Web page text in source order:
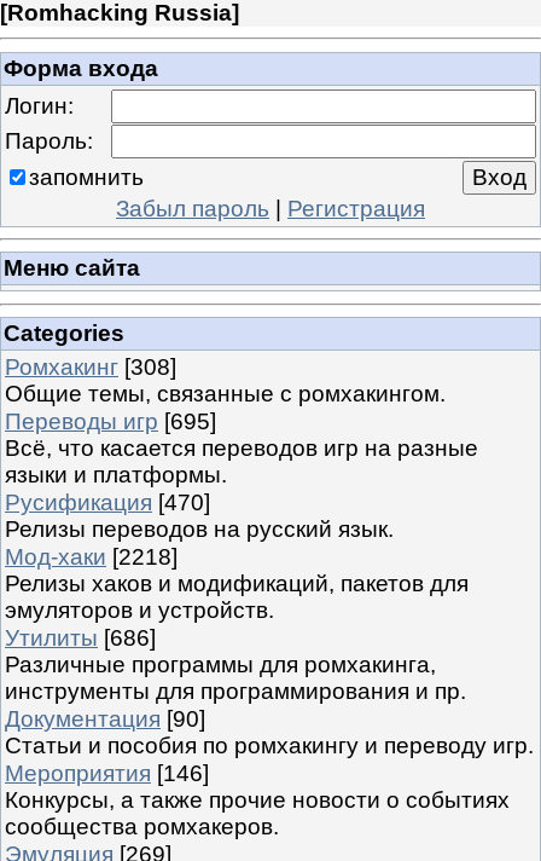
[Romhacking Russia]
Форма входа
Логин:
Пароль:
запомнить
Забыл пароль | Регистрация
Меню сайта
Categories
Ромхакинг [308]
Общие темы, связанные с ромхакингом.
Переводы игр [695]
Всё, что касается переводов игр на разные
языки и платформы.
Русификация [470]
Релизы переводов на русский язык.
Мод-хаки [2218]
Релизы хаков и модификаций, пакетов для
эмуляторов и устройств.
Утилиты [686]
Различные программы для ромхакинга,
инструменты для программирования и пр.
Документация [90]
Статьи и пособия по ромхакингу и переводу игр.
Мероприятия [146]
Конкурсы, а также прочие новости о событиях
сообщества ромхакеров.
Эмуляция [269]